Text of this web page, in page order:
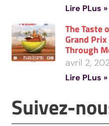
Lire PLus »
The Taste
Grand
Through
avril 2,
Lire PLus »
Suivez-